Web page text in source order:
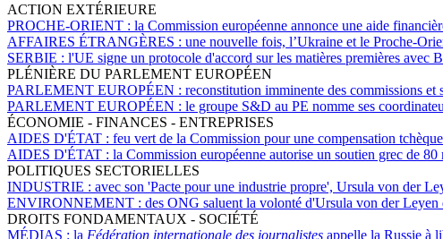
ACTION EXTÉRIEURE
PROCHE-ORIENT : la Commission européenne annonce une aide
AFFAIRES ÉTRANGÈRES : une nouvelle fois, l’Ukraine et le Proche-
SERBIE : l'UE signe un protocole d'accord sur les matières premières avec
PLÉNIÈRE DU PARLEMENT EUROPÉEN
PARLEMENT EUROPÉEN : reconstitution imminente des commissions et
PARLEMENT EUROPÉEN : le groupe S&D au PE nomme ses
ÉCONOMIE - FINANCES - ENTREPRISES
AIDES D'ÉTAT : feu vert de la Commission pour une compensation
AIDES D'ÉTAT : la Commission européenne autorise un soutien grec de
POLITIQUES SECTORIELLES
INDUSTRIE : avec son 'Pacte pour une industrie propre', Ursula von der
ENVIRONNEMENT : des ONG saluent la volonté d'Ursula von der Leyen
DROITS FONDAMENTAUX - SOCIÉTÉ
MÉDIAS : la Fédération internationale des journalistes appelle la Russie à